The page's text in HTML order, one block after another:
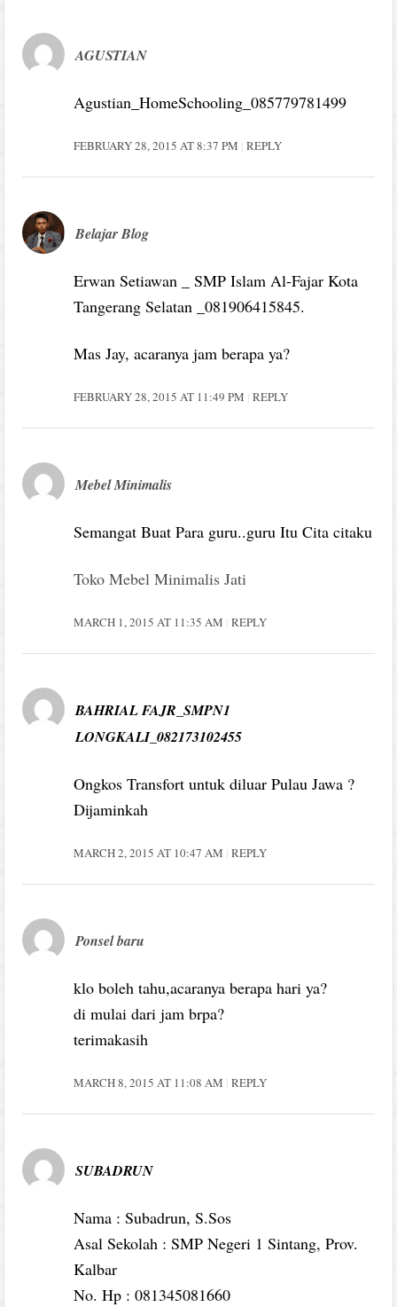
AGUSTIAN
Agustian_HomeSchooling_085779781499
FEBRUARY 28, 2015 AT 8:37 PM REPLY
Belajar Blog
Erwan Setiawan _ SMP Islam Al-Fajar Kota
Tangerang Selatan _081906415845.
Mas Jay, acaranya jam berapa ya?
FEBRUARY 28, 2015 AT 11:49 PM REPLY
Mebel Minimalis
Semangat Buat Para guru..guru Itu Cita citaku
Toko Mebel Minimalis Jati
MARCH 1, 2015 AT 11:35 AM REPLY
BAHRIAL FAJR_SMPN1
LONGKALI_082173102455
Ongkos Transfort untuk diluar Pulau Jawa ?
Dijaminkah
MARCH 2, 2015 AT 10:47 AM REPLY
Ponsel baru
klo boleh tahu,acaranya berapa hari ya?
di mulai dari jam brpa?
terimakasih
MARCH 8, 2015 AT 11:08 AM REPLY
SUBADRUN
Nama : Subadrun, S.Sos
Asal Sekolah : SMP Negeri 1 Sintang, Prov.
Kalbar
No. Hp : 081345081660